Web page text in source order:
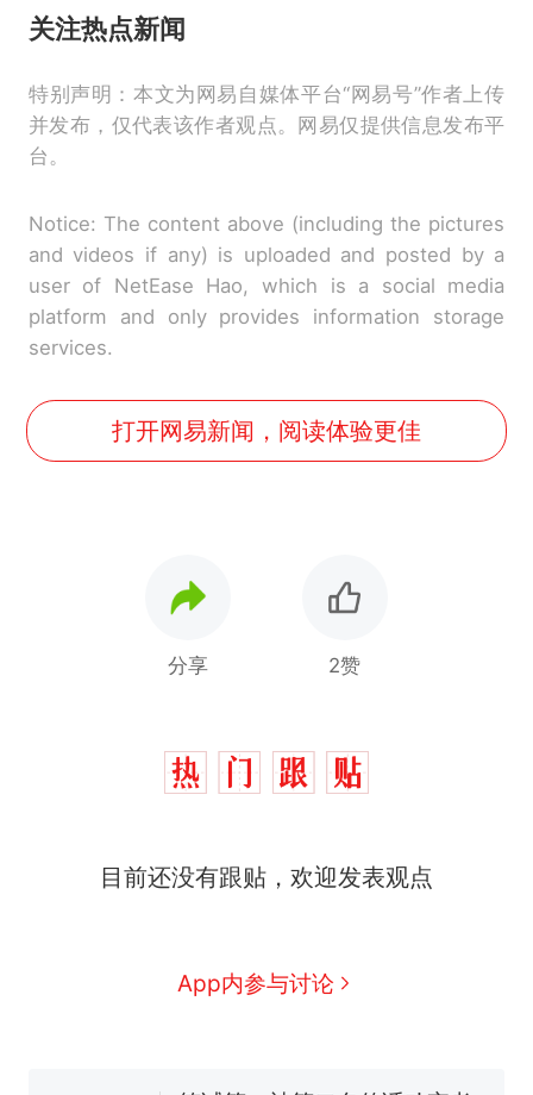
关注热点新闻
特别声明：本文为网易自媒体平台“网易号”作者上传
并发布，仅代表该作者观点。网易仅提供信息发布平
台。
Notice: The content above (including the pictures
and videos if any) is uploaded and posted by a
user of NetEase Hao, which is a social media
platform and only provides information storage
services.
打开网易新闻，阅读体验更佳
分享 2赞
目前还没有跟贴，欢迎发表观点
App内参与讨论
么？
新
费大厨“全国小炒肉大王”称
窝，原地守1天等它长大：挖了
生
美国渔民钓获鲨鱼徒手将其拽